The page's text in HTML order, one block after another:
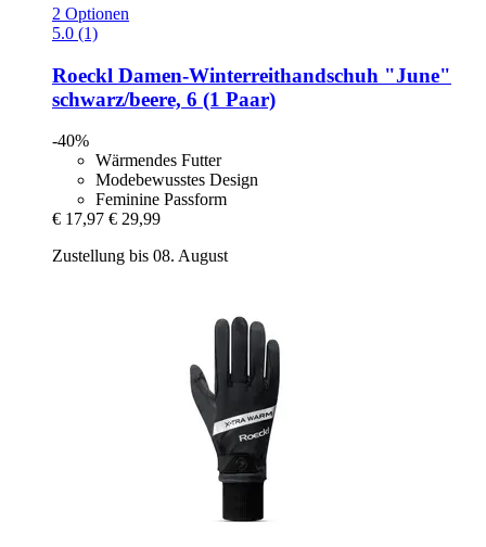
2 Optionen
5.0 (1)
Roeckl Damen-​Winterreithandschuh "June"
schwarz/beere, 6 (1 Paar)
-40%
Wärmendes Futter
Modebewusstes Design
Feminine Passform
€ 17,97 € 29,99
Zustellung bis 08. August